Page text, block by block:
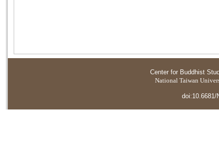
Center for Buddhist
National Taiwan
doi:10.6681/